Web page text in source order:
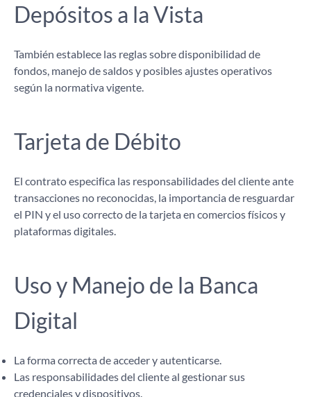
Depósitos a la Vista
También establece las reglas sobre disponibilidad de
fondos, manejo de saldos y posibles ajustes operativos
según la normativa vigente.
Tarjeta de Débito
El contrato especifica las responsabilidades del cliente ante
transacciones no reconocidas, la importancia de resguardar
el PIN y el uso correcto de la tarjeta en comercios físicos y
plataformas digitales.
Uso y Manejo de la Banca
Digital
La forma correcta de acceder y autenticarse.
Las responsabilidades del cliente al gestionar sus
credenciales y dispositivos.